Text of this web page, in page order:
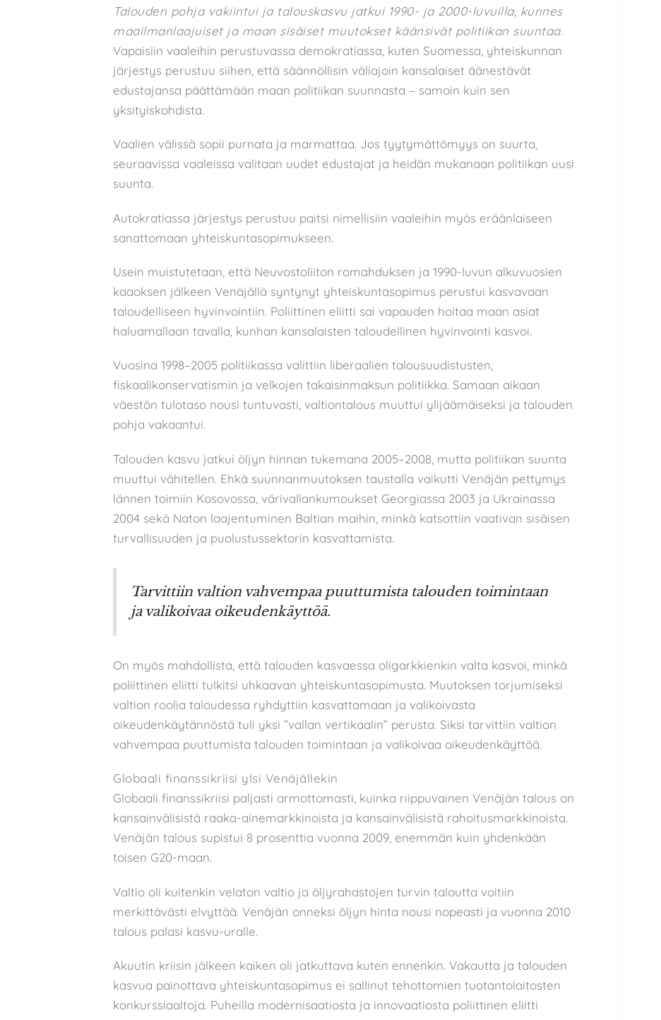
Talouden pohja vakiintui ja talouskasvu jatkui 1990- ja 2000-luvuilla, kunnes
maailmanlaajuiset ja maan sisäiset muutokset käänsivät politiikan suuntaa.
Vapaisiin vaaleihin perustuvassa demokratiassa, kuten Suomessa, yhteiskunnan
järjestys perustuu siihen, että säännöllisin väliajoin kansalaiset äänestävät
edustajansa päättämään maan politiikan suunnasta – samoin kuin sen
yksityiskohdista.
Vaalien välissä sopii purnata ja marmattaa. Jos tyytymättömyys on suurta,
seuraavissa vaaleissa valitaan uudet edustajat ja heidän mukanaan politiikan uusi
suunta.
Autokratiassa järjestys perustuu paitsi nimellisiin vaaleihin myös eräänlaiseen
sanattomaan yhteiskuntasopimukseen.
Usein muistutetaan, että Neuvostoliiton romahduksen ja 1990-luvun alkuvuosien
kaaoksen jälkeen Venäjällä syntynyt yhteiskuntasopimus perustui kasvavaan
taloudelliseen hyvinvointiin. Poliittinen eliitti sai vapauden hoitaa maan asiat
haluamallaan tavalla, kunhan kansalaisten taloudellinen hyvinvointi kasvoi.
Vuosina 1998–2005 politiikassa valittiin liberaalien talousuudistusten,
fiskaalikonservatismin ja velkojen takaisinmaksun politiikka. Samaan aikaan
väestön tulotaso nousi tuntuvasti, valtiontalous muuttui ylijäämäiseksi ja talouden
pohja vakaantui.
Talouden kasvu jatkui öljyn hinnan tukemana 2005–2008, mutta politiikan suunta
muuttui vähitellen. Ehkä suunnanmuutoksen taustalla vaikutti Venäjän pettymys
lännen toimiin Kosovossa, värivallankumoukset Georgiassa 2003 ja Ukrainassa
2004 sekä Naton laajentuminen Baltian maihin, minkä katsottiin vaativan sisäisen
turvallisuuden ja puolustussektorin kasvattamista.
Tarvittiin valtion vahvempaa puuttumista talouden toimintaan
ja valikoivaa oikeudenkäyttöä.
On myös mahdollista, että talouden kasvaessa oligarkkienkin valta kasvoi, minkä
poliittinen eliitti tulkitsi uhkaavan yhteiskuntasopimusta. Muutoksen torjumiseksi
valtion roolia taloudessa ryhdyttiin kasvattamaan ja valikoivasta
oikeudenkäytännöstä tuli yksi ”vallan vertikaalin” perusta. Siksi tarvittiin valtion
vahvempaa puuttumista talouden toimintaan ja valikoivaa oikeudenkäyttöä.
Globaali finanssikriisi ylsi Venäjällekin
Globaali finanssikriisi paljasti armottomasti, kuinka riippuvainen Venäjän talous on
kansainvälisistä raaka-ainemarkkinoista ja kansainvälisistä rahoitusmarkkinoista.
Venäjän talous supistui 8 prosenttia vuonna 2009, enemmän kuin yhdenkään
toisen G20-maan.
Valtio oli kuitenkin velaton valtio ja öljyrahastojen turvin taloutta voitiin
merkittävästi elvyttää. Venäjän onneksi öljyn hinta nousi nopeasti ja vuonna 2010
talous palasi kasvu-uralle.
Akuutin kriisin jälkeen kaiken oli jatkuttava kuten ennenkin. Vakautta ja talouden
kasvua painottava yhteiskuntasopimus ei sallinut tehottomien tuotantolaitosten
konkurssiaaltoja. Puheilla modernisaatiosta ja innovaatiosta poliittinen eliitti